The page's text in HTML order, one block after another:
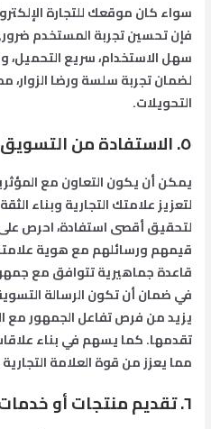
سواء كان موقعك للتجارة
فإن تحسين تجربة المستخدم
سهل الاستخدام، سريع التحميل،
لضمان تجربة سلسة ورضا الزوار،
التحويلات.
٥. الاستفادة من التسويق عبر المؤثرين
يمكن أن يكون التعاون مع
لتعزيز علامتك التجارية وبناء
لتحقيق أقصى استفادة، احرص على
قيمهم ورسائلهم مع هوية
قاعدة جماهيرية تتوافق مع
في ضمان أن تكون الرسالة
يزيد من فرص تفاعل الجمهور مع
تقدمها. كما يسهم في بناء
مما يعزز من قوة العلامة
٦. تقديم منتجات أو خدمات ذات جودة عالية